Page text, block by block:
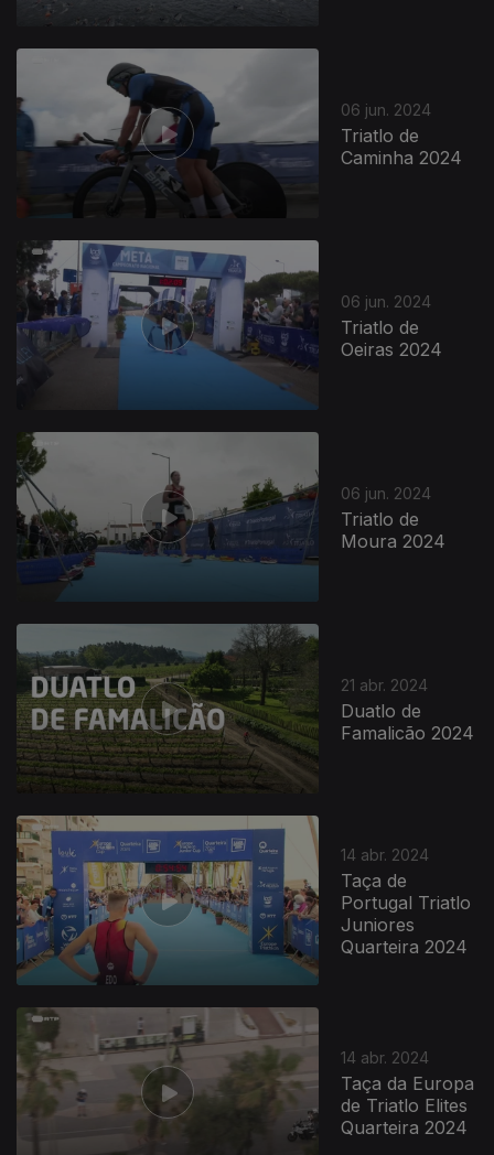
06 jun. 2024
Triatlo de
Caminha 2024
06 jun. 2024
Triatlo de
Oeiras 2024
06 jun. 2024
Triatlo de
Moura 2024
21 abr. 2024
Duatlo de
Famalicão 2024
14 abr. 2024
Taça de
Portugal Triatlo
Juniores
Quarteira 2024
14 abr. 2024
Taça da Europa
de Triatlo Elites
Quarteira 2024
764037